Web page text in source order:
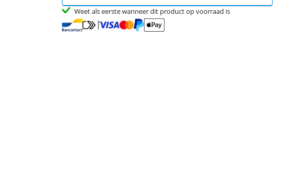
Weet als eerste wanneer dit product op voorraad is